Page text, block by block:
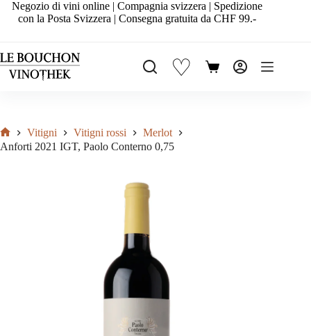
SaltaNegozio di vini online | Compagnia svizzera | Spedizione
con la Posta Svizzera | Consegna gratuita da CHF 99.-
♡ Carrello
Home
Vitigni Vitigni rossi
Merlot
Anforti 2021 IGT, Paolo Conterno 0,75